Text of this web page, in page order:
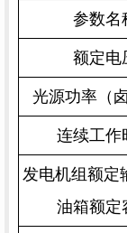
参数名
额定电
光源功率（
连续工作
发电机组额定
油箱额定